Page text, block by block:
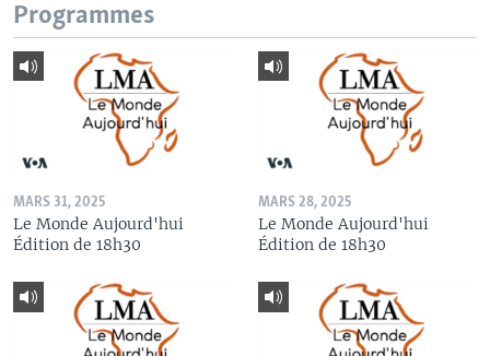
Programmes
MARS 31, 2025
Le Monde Aujourd'hui
Édition de 18h30
MARS 28, 2025
Le Monde Aujourd'hui
Édition de 18h30